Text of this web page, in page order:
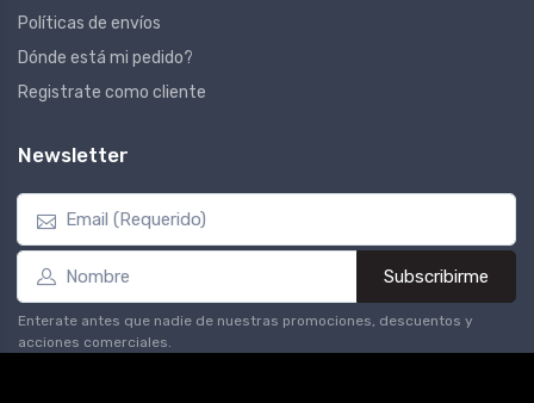
Políticas de envíos
Dónde está mi pedido?
Registrate como cliente
Newsletter
Subscribirme
Enterate antes que nadie de nuestras promociones, descuentos y
acciones comerciales.